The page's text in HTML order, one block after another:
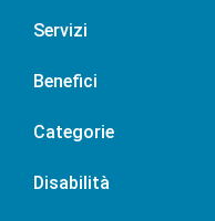
Servizi
Benefici
Categorie
Disabilità